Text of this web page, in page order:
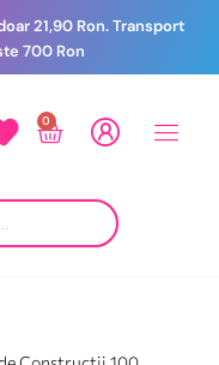
21,90 Ron. Transport
700 Ron
0